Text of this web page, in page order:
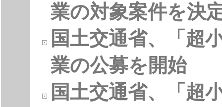
業の対象案件を決
国土交通省、「超
業の公募を開始
国土交通省、「超